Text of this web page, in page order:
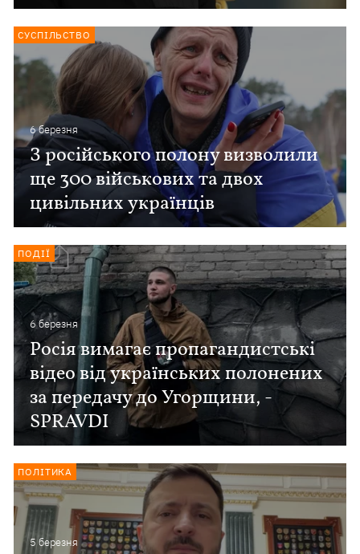
6 березня
З російського полону визволили
ще 300 військових та двох
цивільних українців
СУСПІЛЬСТВО
6 березня
Росія вимагає пропагандистські
відео від українських полонених
за передачу до Угорщини, -
SPRAVDI
ПОДІЇ
5 березня
ПОЛІТИКА